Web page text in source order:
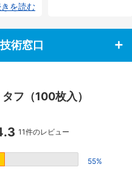
を読む
術窓口
フ（100枚入）
4.3
11件のレビュー
55%